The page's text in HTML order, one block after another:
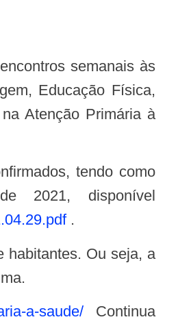
Educação Física,
Atenção Primária à
2021, disponível
.
a-saude/Continua